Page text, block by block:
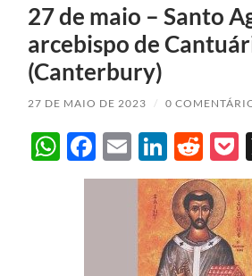
27 de maio – Santo
arcebispo de
(Canterbury)
27 DE MAIO DE 2023 / 0
WhatsApp
Facebook
Email